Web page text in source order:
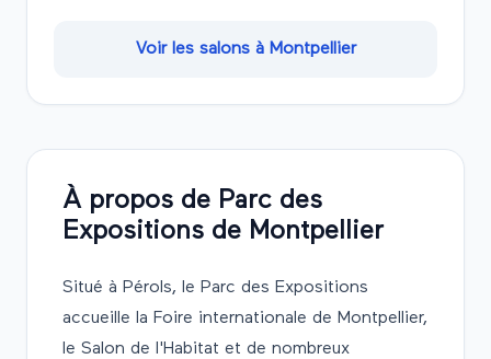
À propos de Parc des
Expositions de Montpellier
Situé à Pérols, le Parc des Expositions
accueille la Foire internationale de Montpellier,
le Salon de l'Habitat et de nombreux
Voir les salons à Montpellier